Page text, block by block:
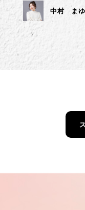
中村 まゆ